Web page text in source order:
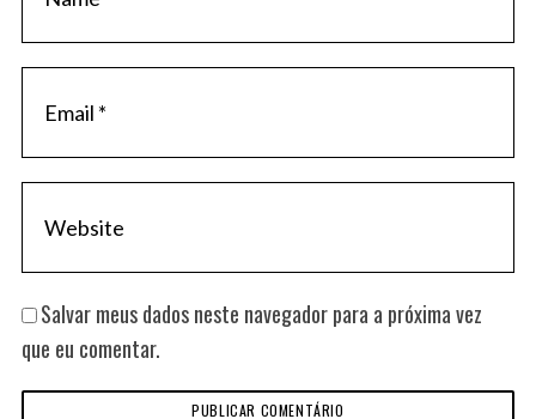
Salvar meus dados neste navegador para a próxima vez
que eu comentar.